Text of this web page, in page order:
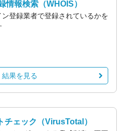
情報検索 （WHOIS）
登録業者で登録されているかを
結果を見る
チェック （VirusTotal）